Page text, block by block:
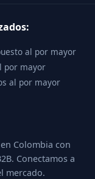
al por mayor
por mayor
al por mayor
Colombia con
Conectamos a
mercado.